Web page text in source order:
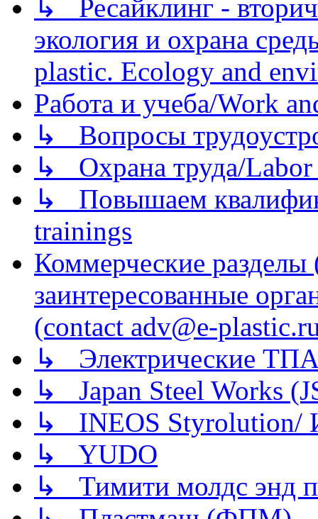
↳ Ресайклинг -
экология и охрана
plastic. Ecology and
Работа и учеба/Work
↳ Вопросы
↳ Охрана труда/Labor
↳ Повышаем
trainings
Коммерческие
заинтересованные
(contact adv@e-
↳ Электрические
↳ Japan Steel Works
↳ INEOS
↳ YUDO
↳ Тимити молдс энд